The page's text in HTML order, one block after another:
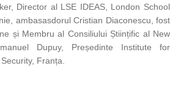
Director al LSE IDEAS, London School
ambasasdorul Cristian Diaconescu, fost
și Membru al Consiliului Științific al New
Dupuy, Președinte Institute for
Franța.